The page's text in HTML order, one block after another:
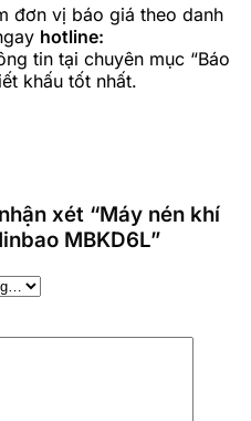
đơn vị báo giá theo danh
hotline:
tin tại chuyên mục “Báo
khấu tốt nhất.
xét “Máy nén khí
MBKD6L”